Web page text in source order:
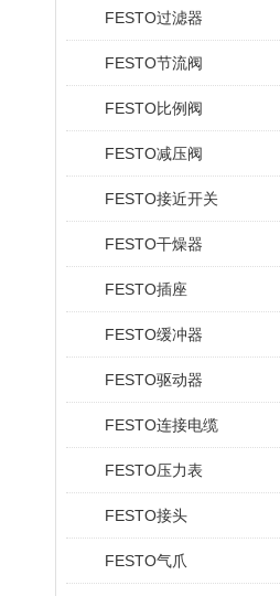
FESTO过滤器
FESTO节流阀
FESTO比例阀
FESTO减压阀
FESTO接近开关
FESTO干燥器
FESTO插座
FESTO缓冲器
FESTO驱动器
FESTO连接电缆
FESTO压力表
FESTO接头
FESTO气爪